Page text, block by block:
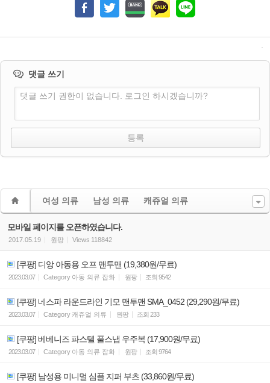
댓글 쓰기
댓글 쓰기 권한이 없습니다. 로그인 하시겠습니까?
여성 의류 남성 의류 캐쥬얼 의류
모바일 페이지를 오픈하였습니다.
2017.05.19 원팡 Views 118842
[쿠팡] 디앙 아동용 오프 맨투맨 (19,380원/무료)
2023.03.07 Category 아동 의류 잡화 원팡 조회 9542
[쿠팡] 네스파 라운드라인 기모 맨투맨 SMA_0452 (29,290원/무료)
2023.03.07 Category 캐쥬얼 의류 원팡 조회 233
[쿠팡] 베베니즈 파스텔 풀스냅 우주복 (17,900원/무료)
2023.03.07 Category 아동 의류 잡화 원팡 조회 9764
[쿠팡] 남성용 미니멀 심플 지퍼 부츠 (33,860원/무료)